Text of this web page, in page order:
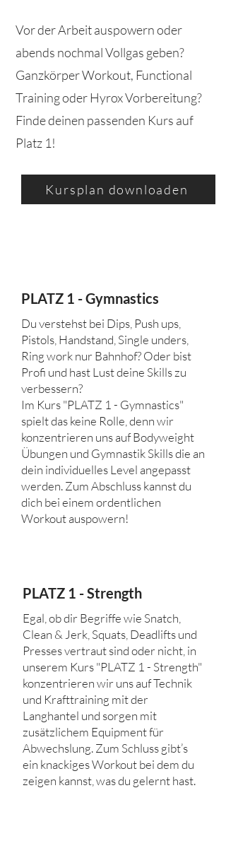
Vor der Arbeit auspowern oder
abends nochmal Vollgas geben?
Ganzkörper Workout, Functional
Training oder Hyrox Vorbereitung?
Finde deinen passenden Kurs auf
Platz 1!
Kursplan downloaden
PLATZ 1 - Gymnastics
Du verstehst bei Dips, Push ups,
Pistols, Handstand, Single unders,
Ring work nur Bahnhof? Oder bist
Profi und hast Lust deine Skills zu
verbessern?
Im Kurs "PLATZ 1 - Gymnastics"
spielt das keine Rolle, denn wir
konzentrieren uns auf Bodyweight
Übungen und Gymnastik Skills die an
dein individuelles Level angepasst
werden. Zum Abschluss kannst du
dich bei einem ordentlichen
Workout auspowern!
PLATZ 1 - Strength
Egal, ob dir Begriffe wie Snatch,
Clean & Jerk, Squats, Deadlifts und
Presses vertraut sind oder nicht, in
unserem Kurs "PLATZ 1 - Strength"
konzentrieren wir uns auf Technik
und Krafttraining mit der
Langhantel und sorgen mit
zusätzlichem Equipment für
Abwechslung. Zum Schluss gibt’s
ein knackiges Workout bei dem du
zeigen kannst, was du gelernt hast.